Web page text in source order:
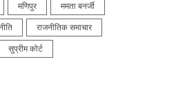
मणिपुर ममता बनर्जी
राजनीतिक समाचार
सुप्रीम कोर्ट